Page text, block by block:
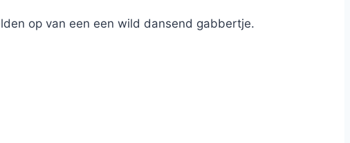
op van een een wild dansend gabbertje.